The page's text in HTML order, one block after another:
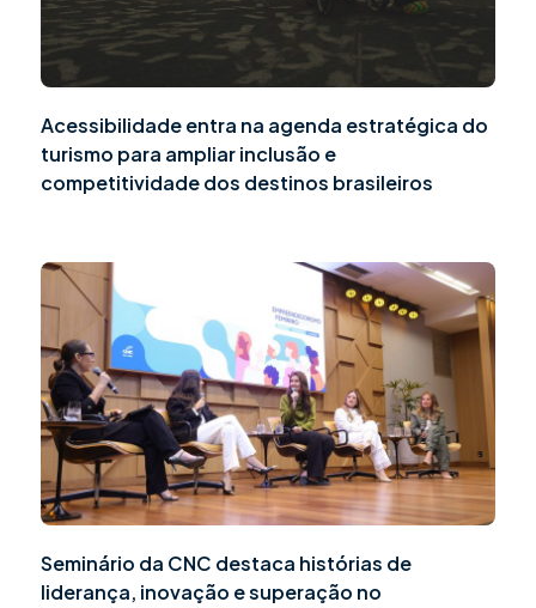
Acessibilidade entra na agenda estratégica do
turismo para ampliar inclusão e
competitividade dos destinos brasileiros
Seminário da CNC destaca histórias de
liderança, inovação e superação no